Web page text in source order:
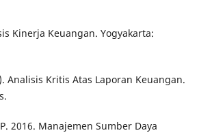
Kinerja Keuangan. Yogyakarta:
Analisis Kritis Atas Laporan Keuangan.
2016. Manajemen Sumber Daya